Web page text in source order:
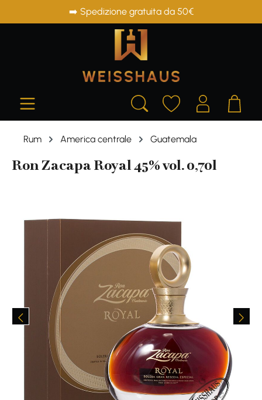
➡️ Spedizione gratuita da 50€
Rum America centrale Guatemala
Ron Zacapa Royal 45% vol. 0,70l